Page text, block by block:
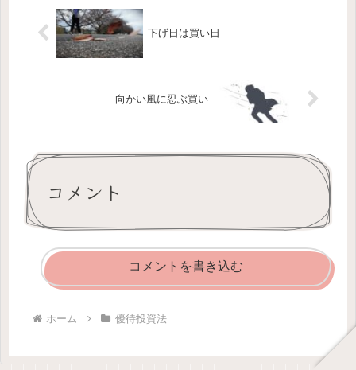
下げ日は買い日
向かい風に忍ぶ買い
コメント
コメントを書き込む
ホーム 優待投資法